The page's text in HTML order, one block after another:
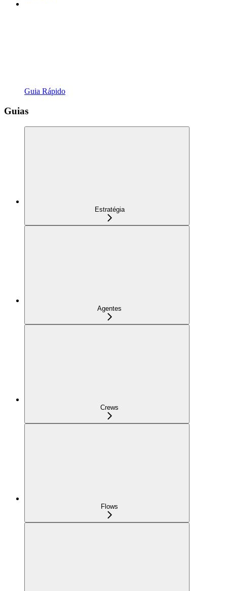
Guia Rápido
Guias
Estratégia
Agentes
Crews
Flows